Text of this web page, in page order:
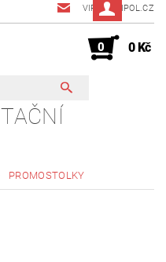
VIPOL@VIPOL.CZ
0 0 Kč
PROMOSTOLKY